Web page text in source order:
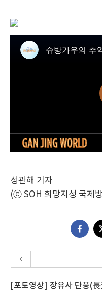
성관해 기자
(ⓒ SOH 희망지성 국제
[포토영상] 장유사 단풍(